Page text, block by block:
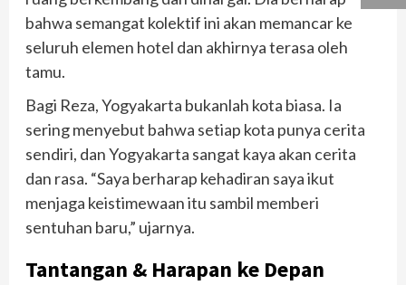
bahwa semangat kolektif ini akan memancar ke
seluruh elemen hotel dan akhirnya terasa oleh
tamu.
Bagi Reza, Yogyakarta bukanlah kota biasa. Ia
sering menyebut bahwa setiap kota punya cerita
sendiri, dan Yogyakarta sangat kaya akan cerita
dan rasa. “Saya berharap kehadiran saya ikut
menjaga keistimewaan itu sambil memberi
sentuhan baru,” ujarnya.
Tantangan & Harapan ke Depan